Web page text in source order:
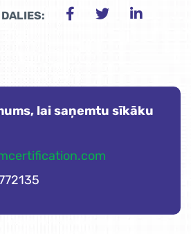
DALIES:
lai saņemtu sīkāku